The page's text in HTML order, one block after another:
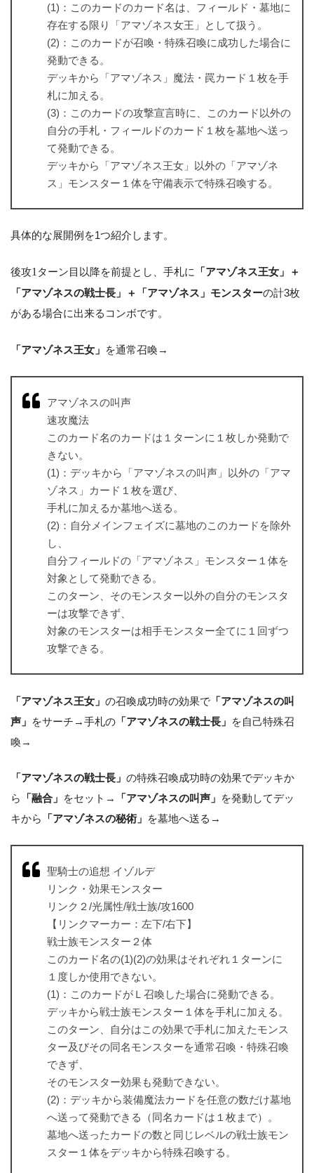
(1)：このカードのカード名は、フィールド・墓地に
存在する限り「アマゾネス女王」として扱う。
(2)：このカードが召喚・特殊召喚に成功した場合に
発動できる。
デッキから「アマゾネス」魔法・罠カード１枚を手
札に加える。
(3)：このカードの攻撃宣言時に、このカード以外の
自分の手札・フィールドのカード１枚を墓地へ送っ
て発動できる。
デッキから「アマゾネス王女」以外の「アマゾネ
ス」モンスター１体を守備表示で特殊召喚する。
具体的な展開例を1つ紹介します。
後攻1 ターン目以降を前提とし、手札に
「アマゾネス王女」＋
「アマゾネスの戦士長」＋「アマゾネス」モンスターの計3枚
がある場合に出来るコンボです。
「アマゾネス王女」 を通常召喚→
アマゾネスの叫声
速攻魔法
このカード名のカードは１ターンに１枚しか発動で
きない。
(1)：デッキから「アマゾネスの叫声」以外の「アマ
ゾネス」カード１枚を選び、
手札に加えるか墓地へ送る。
(2)：自分メインフェイズに墓地のこのカードを除外
し、
自分フィールドの「アマゾネス」モンスター１体を
対象として発動できる。
このターン、そのモンスター以外の自分のモンスタ
ーは攻撃できず、
対象のモンスターは相手モンスター全てに１回ずつ
攻撃できる。
「アマゾネス王女」 の召喚成功時の効果で 「アマゾネスの叫
声」 をサーチ→手札の 「アマゾネスの戦士長」 を自己特殊召
喚→
「アマゾネスの戦士長」 の特殊召喚成功時の効果でデッキか
ら
「融合」 をセット→ 「アマゾネスの叫声」 を発動してデッ
キから
「アマゾネスの秘術」 を墓地へ送る→
聖騎士の追想 イゾルデ
リンク・効果モンスター
リンク２/光属性/戦士族/攻1600
【リンクマーカー：左下/右下】
戦士族モンスター２体
このカード名の(1)(2)の効果はそれぞれ１ターンに
１度しか使用できない。
(1)：このカードがＬ召喚した場合に発動できる。
デッキから戦士族モンスター１体を手札に加える。
このターン、自分はこの効果で手札に加えたモンス
ター及びその同名モンスターを通常召喚・特殊召喚
できず、
そのモンスター効果も発動できない。
(2)：デッキから装備魔法カードを任意の数だけ墓地
へ送って発動できる（同名カードは１枚まで）。
墓地へ送ったカードの数と同じレベルの戦士族モン
スター１体をデッキから特殊召喚する。